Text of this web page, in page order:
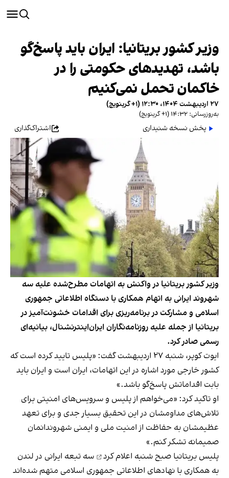
وزیر کشور بریتانیا: ایران باید پاسخ‌گو
باشد، تهدیدهای حکومتی را در
خاکمان تحمل نمی‌کنیم
۲۷ اردیبهشت ۱۴۰۴، ۱۲:۳۰ (‎+۱ گرینویچ)
به‌روزرسانی: ۱۴:۳۲ (‎+۱ گرینویچ)
پخش نسخه شنیداری اشتراک‌گذاری
وزیر کشور بریتانیا در واکنش به اتهامات مطرح‌شده علیه سه
شهروند ایرانی به اتهام همکاری با دستگاه اطلاعاتی جمهوری
اسلامی و مشارکت در برنامه‌ریزی برای اقدامات خشونت‌آمیز در
بریتانیا از جمله علیه روزنامه‌نگاران ایران‌اینترنشنال، بیانیه‌ای
رسمی صادر کرد.
ایوت کوپر، شنبه ۲۷ اردیبهشت گفت: «پلیس تایید کرده است که
کشور خارجی مورد اشاره در این اتهامات، ایران است و ایران باید
بابت اقداماتش پاسخ‌گو باشد.»
او تاکید کرد: «می‌خواهم از پلیس و سرویس‌های امنیتی برای
تلاش‌های مداومشان در این تحقیق بسیار جدی و برای تعهد
عظیمشان به حفاظت از امنیت ملی و ایمنی شهروندانمان
صمیمانه تشکر کنم.»
پلیس بریتانیا صبح شنبه اعلام کرد
سه تبعه ایرانی در لندن
به همکاری با نهادهای اطلاعاتی جمهوری اسلامی متهم شده‌اند